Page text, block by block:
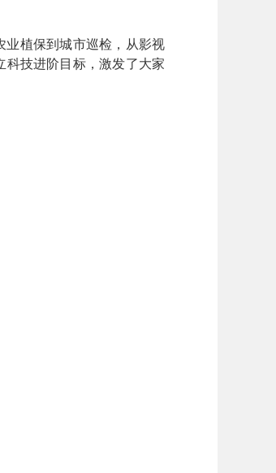
业植保到城市巡检，从影视
科技进阶目标，激发了大家